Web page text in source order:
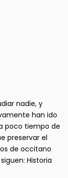
nadie, y
han ido
poco tiempo de
preservar el
de occitano
Historia